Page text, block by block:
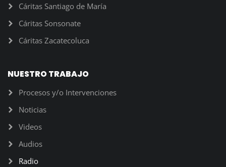
Cáritas Santiago de María
Cáritas Sonsonate
Cáritas Zacatecoluca
NUESTRO TRABAJO
Procesos y/o Intervenciones
Noticias
Videos
Audios
Radio